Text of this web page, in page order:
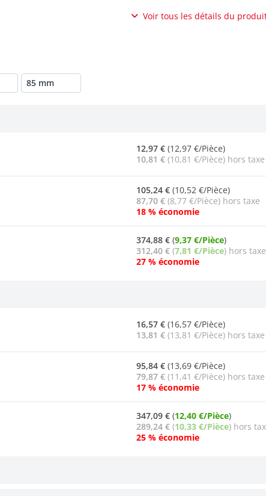
Voir tous les détails du
85 mm
12,97 € (12,97 €/Pièce)
10,81 € (10,81 €/Pièce) hors taxe
105,24 € (10,52 €/Pièce)
87,70 € (8,77 €/Pièce) hors taxe
18 % économie
374,88 € (9,37 €/Pièce)
312,40 € (7,81 €/Pièce) hors taxe
27 % économie
16,57 € (16,57 €/Pièce)
13,81 € (13,81 €/Pièce) hors taxe
95,84 € (13,69 €/Pièce)
79,87 € (11,41 €/Pièce) hors taxe
17 % économie
347,09 € (12,40 €/Pièce)
289,24 € (10,33 €/Pièce) hors
25 % économie